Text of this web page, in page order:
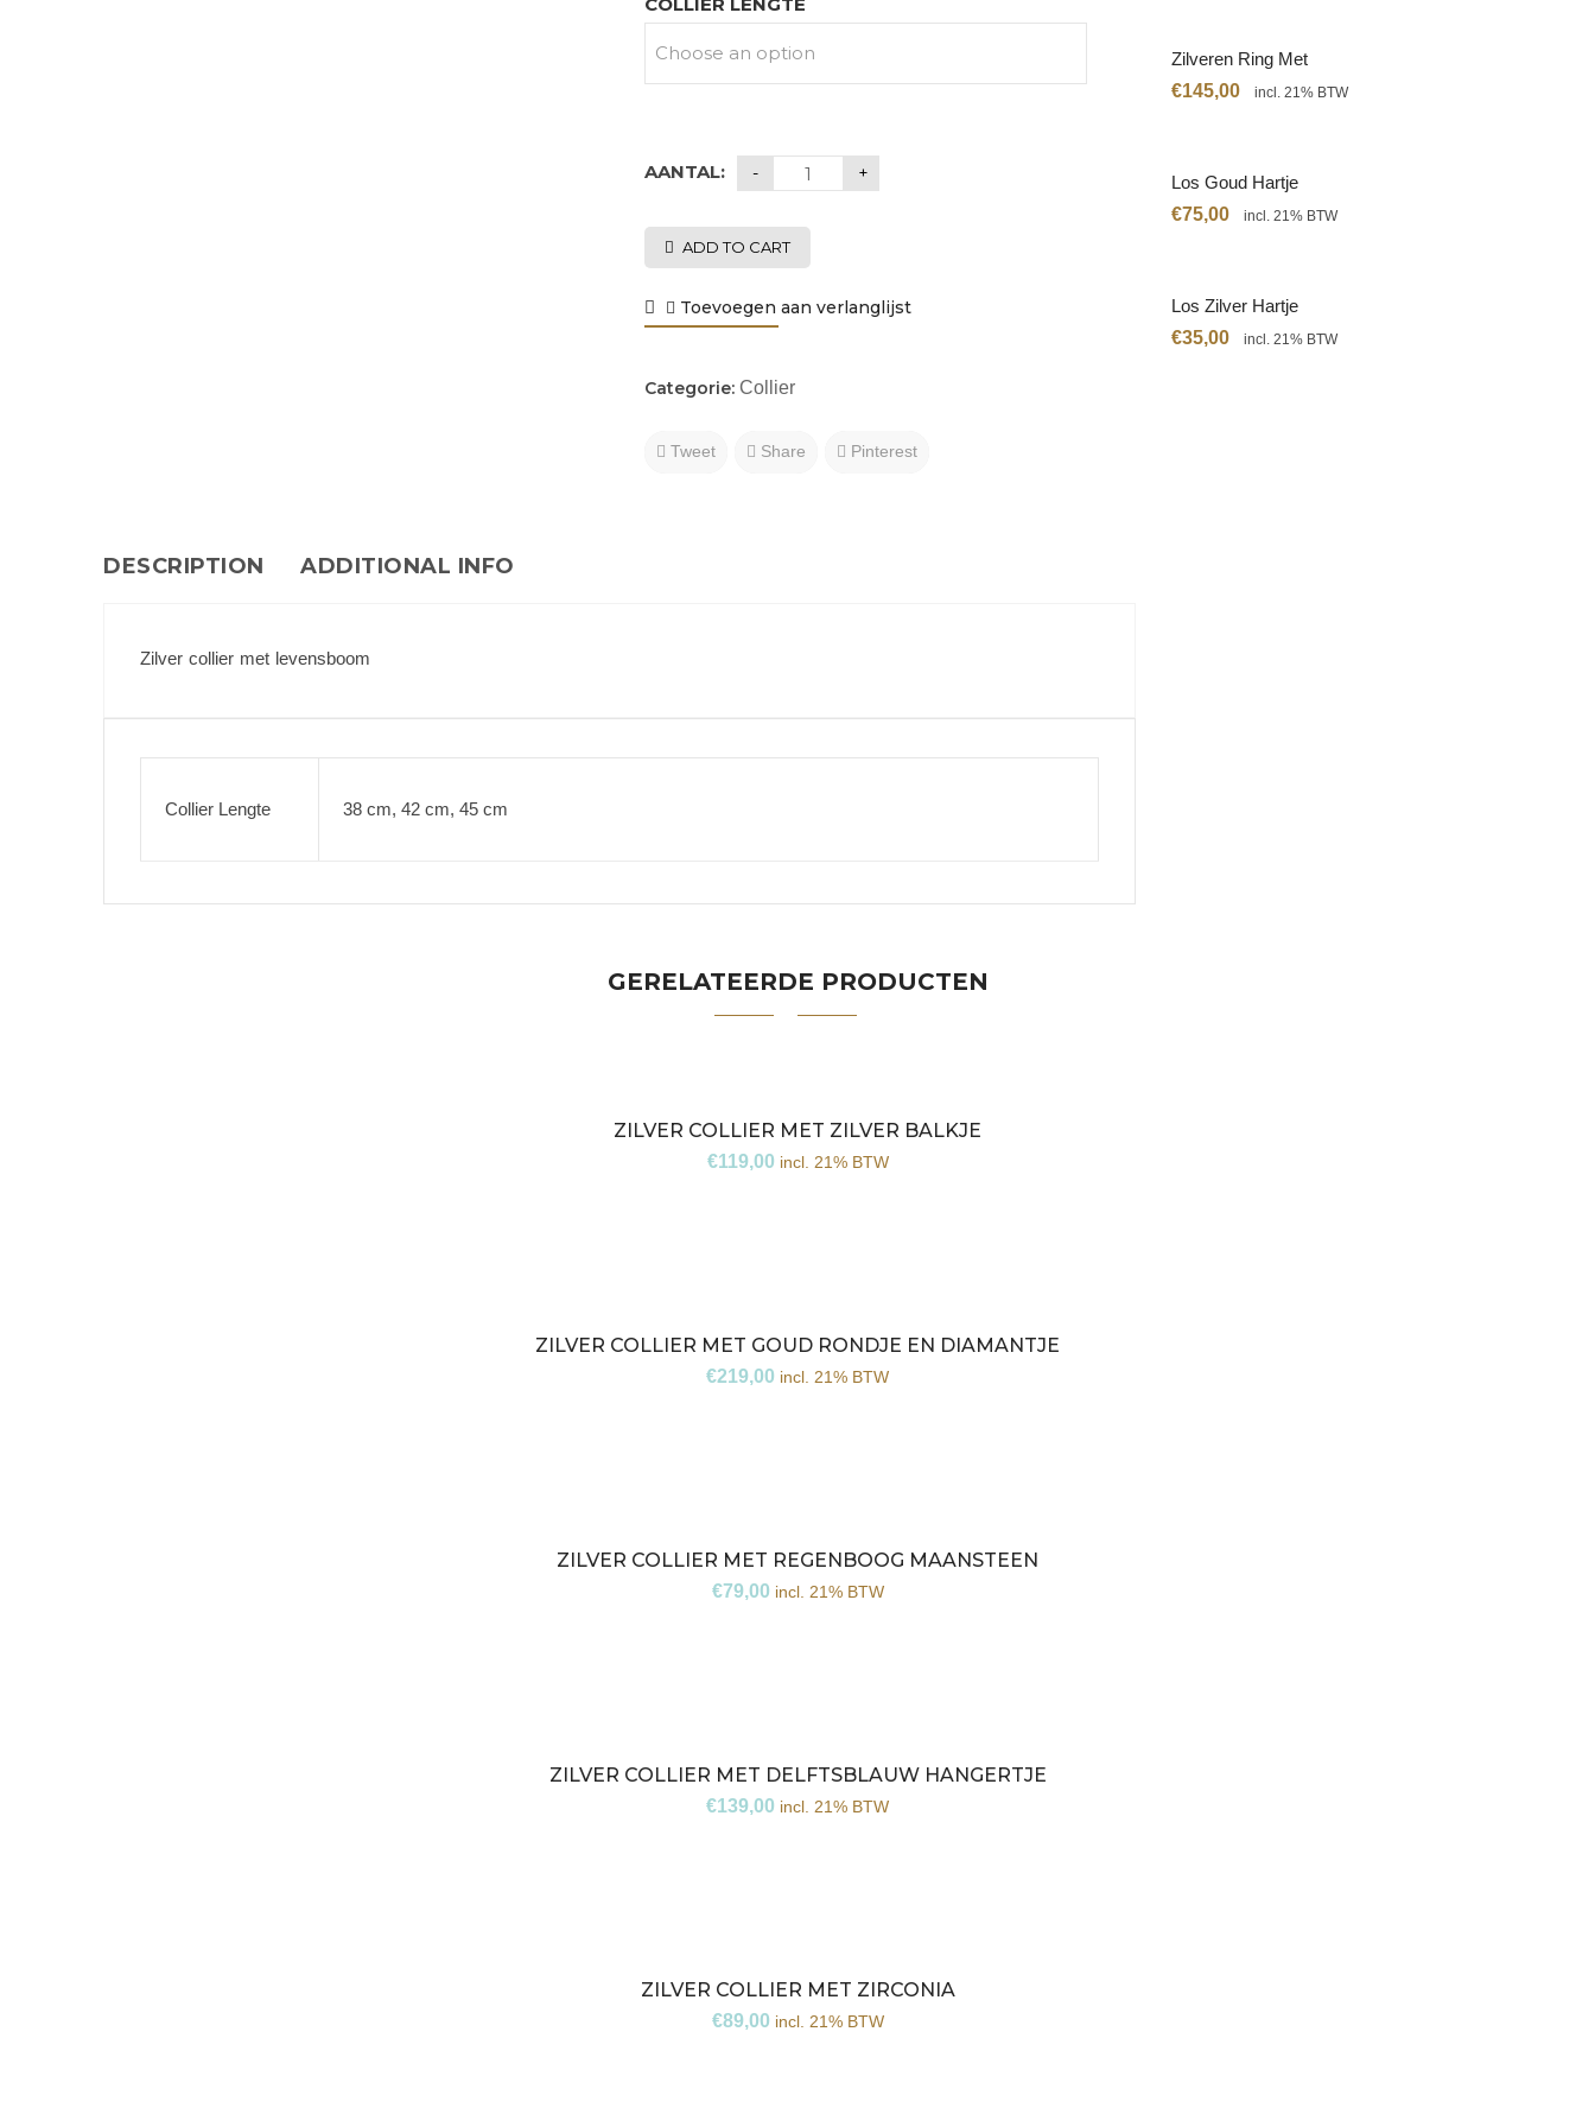
AANTAL:
ADD TO CART
Toevoegen aan verlanglijst
Categorie:Collier
Tweet Share Pinterest
DESCRIPTION ADDITIONAL INFO
Zilver collier met levensboom
Collier Lengte 38 cm, 42 cm, 45 cm
Zilveren Ring Met
Citrien
€145,00 incl. 21% BTW
Los Goud Hartje
€75,00 incl. 21% BTW
Los Zilver Hartje
€35,00 incl. 21% BTW
GERELATEERDE PRODUCTEN
ZILVER COLLIER MET ZILVER BALKJE
€119,00 incl. 21% BTW
ZILVER COLLIER MET GOUD RONDJE EN DIAMANTJE
€219,00 incl. 21% BTW
ZILVER COLLIER MET REGENBOOG MAANSTEEN
€79,00 incl. 21% BTW
ZILVER COLLIER MET DELFTSBLAUW HANGERTJE
€139,00 incl. 21% BTW
ZILVER COLLIER MET ZIRCONIA
€89,00 incl. 21% BTW